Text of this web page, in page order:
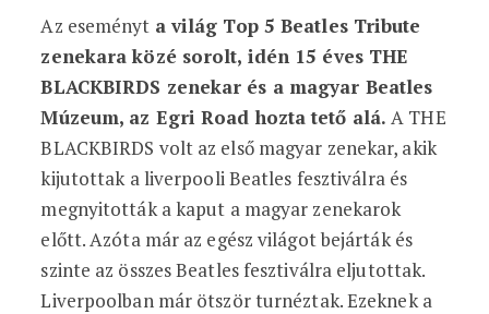
Az eseményt a világ Top 5 Beatles Tribute
zenekara közé sorolt, idén 15 éves THE
BLACKBIRDS zenekar és a magyar Beatles
Múzeum, az Egri Road hozta tető alá. A THE
BLACKBIRDS volt az első magyar zenekar, akik
kijutottak a liverpooli Beatles fesztiválra és
megnyitották a kaput a magyar zenekarok
előtt. Azóta már az egész világot bejárták és
szinte az összes Beatles fesztiválra eljutottak.
Liverpoolban már ötször turnéztak. Ezeknek a